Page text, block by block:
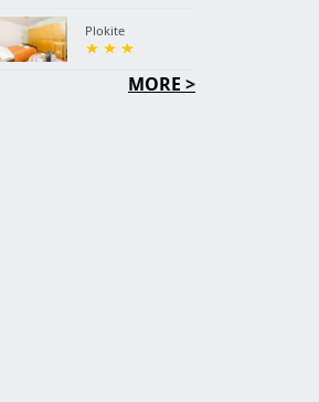
Plokite
MORE >